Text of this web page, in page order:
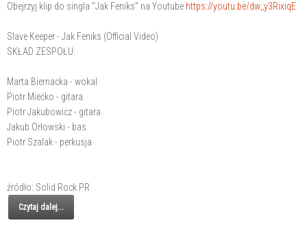
Obejrzyj klip do singla "Jak Feniks" na Youtube https://youtu.be/dw_y3RixiqE
Slave Keeper - Jak Feniks (Official Video)
SKŁAD ZESPOŁU:
Marta Biernacka - wokal
Piotr Miećko - gitara
Piotr Jakubowicz - gitara
Jakub Orłowski - bas
Piotr Szalak - perkusja
źródło: Solid Rock PR
Czytaj dalej...